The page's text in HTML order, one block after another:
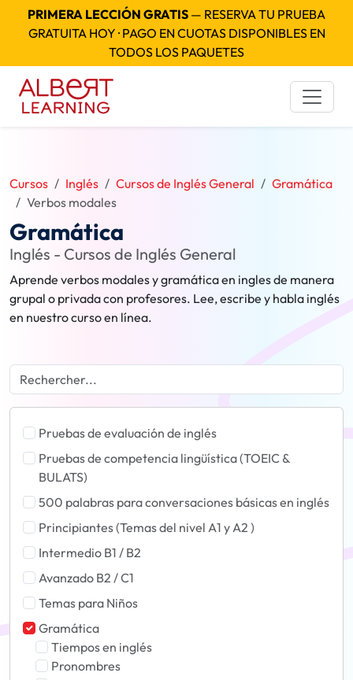
PRIMERA LECCIÓN GRATIS — RESERVA TU PRUEBA
GRATUITA HOY · PAGO EN CUOTAS DISPONIBLES EN
TODOS LOS PAQUETES
Cursos Inglés Cursos de Inglés General
Gramática
Verbos modales
Gramática
Inglés - Cursos de Inglés General
Aprende verbos modales y gramática en ingles de manera
grupal o privada con profesores. Lee, escribe y habla inglés
en nuestro curso en línea.
Pruebas de evaluación de inglés
Pruebas de competencia lingüística (TOEIC &
BULATS)
500 palabras para conversaciones básicas en inglés
Principiantes (Temas del nivel A1 y A2 )
Intermedio B1 / B2
Avanzado B2 / C1
Temas para Niños
Gramática
Tiempos en inglés
Pronombres